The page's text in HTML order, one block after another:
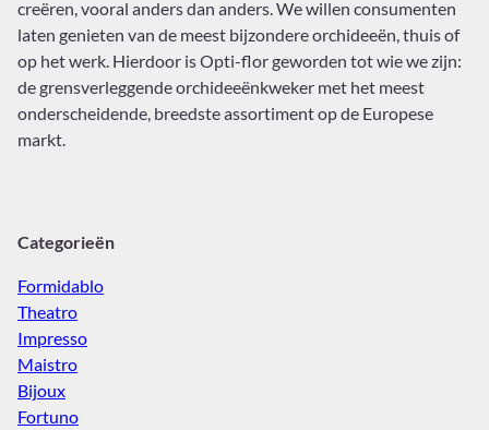
creëren, vooral anders dan anders. We willen consumenten
laten genieten van de meest bijzondere orchideeën, thuis of
op het werk. Hierdoor is Opti-flor geworden tot wie we zijn:
de grensverleggende orchideeënkweker met het meest
onderscheidende, breedste assortiment op de Europese
markt.
Categorieën
Formidablo
Theatro
Impresso
Maistro
Bijoux
Fortuno